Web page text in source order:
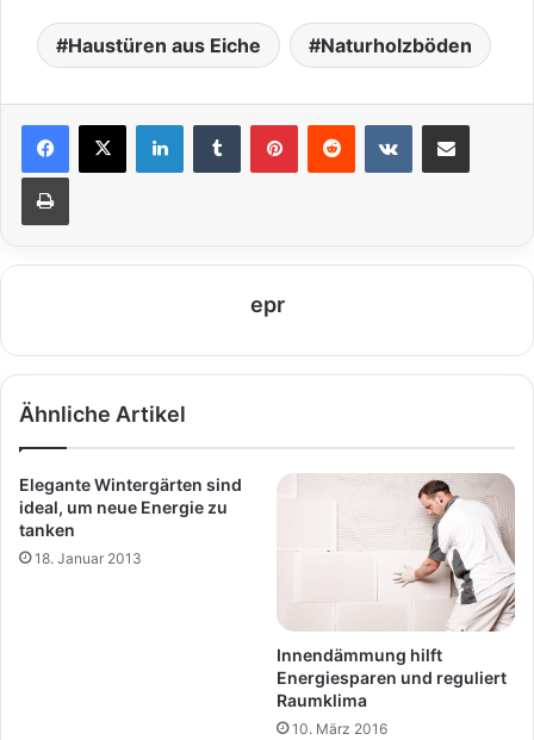
Haustüren aus Eiche Naturholzböden
epr
Ähnliche Artikel
Elegante Wintergärten sind
ideal, um neue Energie zu
tanken
18. Januar 2013
Innendämmung hilft
Energiesparen und reguliert
Raumklima
10. März 2016